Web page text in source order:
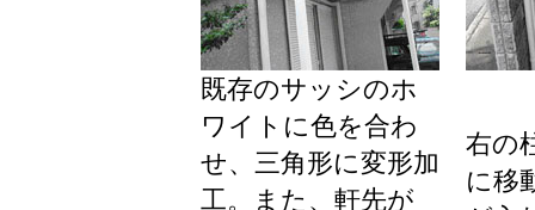
既存のサッシのホ
ワイトに色を合わ
せ、三角形に変形加
工。また、軒先が
右の
に移